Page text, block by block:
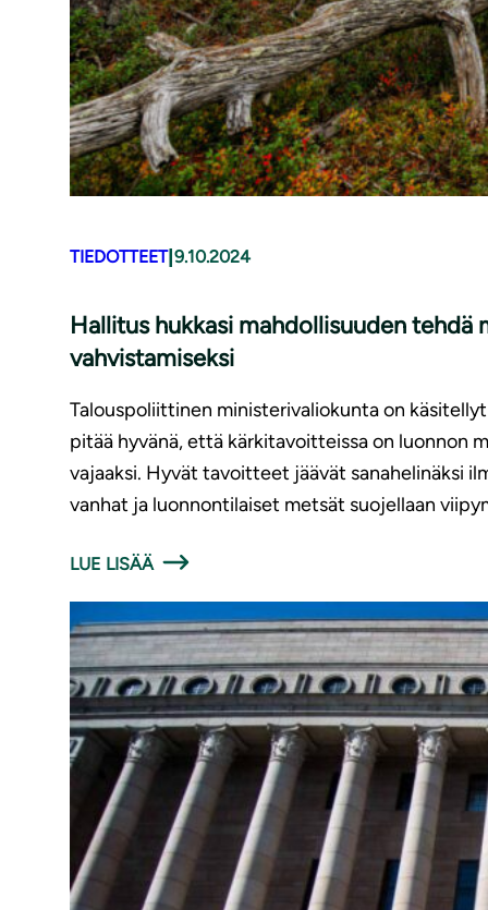
TIEDOTTEET| 9.10.2024
Hallitus hukkasi mahdollisuuden
vahvistamiseksi
Talouspoliittinen ministerivaliokunta on
pitää hyvänä, että kärkitavoitteissa on luonnon
vajaaksi. Hyvät tavoitteet jäävät sanahelinäksi
vanhat ja luonnontilaiset metsät suojellaan
LUE LISÄÄ